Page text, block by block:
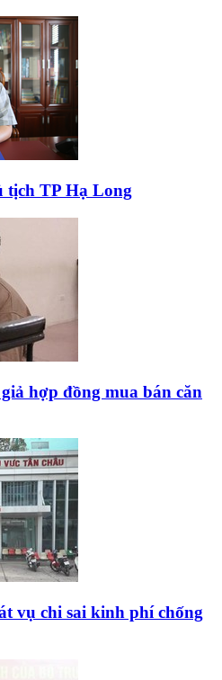
TP Hạ Long
hợp đồng mua bán căn
vụ chi sai kinh phí chống